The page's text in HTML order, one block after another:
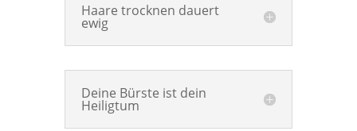
Haare trocknen dauert
ewig
Deine Bürste ist dein
Heiligtum